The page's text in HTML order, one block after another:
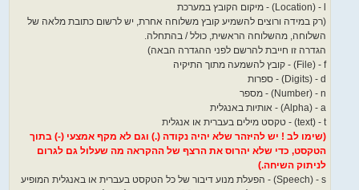
Location) - l) - מיקום הקובץ במערכת
(רק במידה ורוצים להשמיע קובץ משלוחה אחרת, יש לרשום כתובת מלאה של
השלוחה, מהשלוחה הראשית, כולל / בהתחלה.
הגדרה זו חייבת להרשם לפני ההגדרה הבאה)
File) - f) - קובץ להשמעה מתוך התיקיה
Digits) - d) - ספרות
Number) - n) - מספר
Alpha) - a) - אותיות באנגלית
text) - t) - טקסט מילים בעברית או אנגלית
(שימו לב ! יש להיזהר שלא יהיה נקודה (.) וגם לא מקף אמצעי (-) בתוך
הטקסט, כדי שלא יהרוס את הרצף של ההקראה מה שעלול גם לגרום
לניתוק השיחה.)
Speech) - s) - הפעלת מנוע דיבור של כל הטקסט בעברית או באנגלית המופיע